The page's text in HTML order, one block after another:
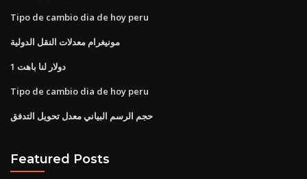
Tipo de cambio dia de hoy peru
مونيغرام معدلات النقل الدولية
1 دولار لنا باهت
Tipo de cambio dia de hoy peru
حجم الرسم البياني معدل تحويل التدفق
Featured Posts